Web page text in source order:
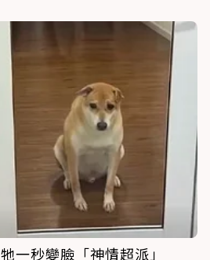
一秒變臉「神情超派」